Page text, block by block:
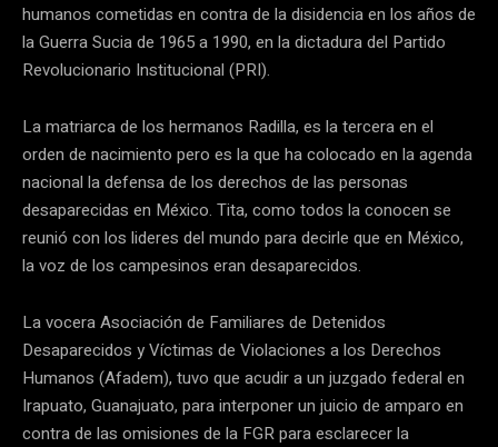
humanos cometidas en contra de la disidencia en los años de
la Guerra Sucia de 1965 a 1990, en la dictadura del Partido
Revolucionario Institucional (PRI).
La matriarca de los hermanos Radilla, es la tercera en el
orden de nacimiento pero es la que ha colocado en la agenda
nacional la defensa de los derechos de las personas
desaparecidas en México. Tita, como todos la conocen se
reunió con los lideres del mundo para decirle que en México,
la voz de los campesinos eran desaparecidos.
La vocera Asociación de Familiares de Detenidos
Desaparecidos y Víctimas de Violaciones a los Derechos
Humanos (Afadem), tuvo que acudir a un juzgado federal en
Irapuato, Guanajuato, para interponer un juicio de amparo en
contra de las omisiones de la FGR para esclarecer la